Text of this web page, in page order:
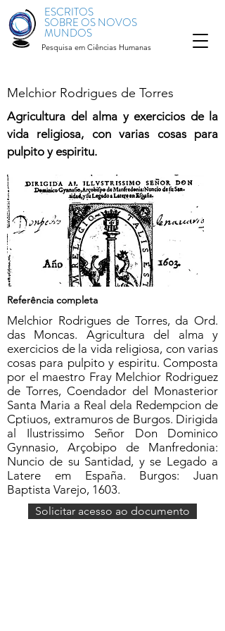
ESCRITOS
SOBRE OS NOVOS
MUNDOS
Pesquisa em Ciências Humanas
Melchior Rodrigues de Torres
Agricultura del alma y exercicios de la
vida religiosa, con varias cosas para
pulpito y espiritu.
Referência completa
Melchior Rodrigues de Torres, da Ord.
das Moncas. Agricultura del alma y
exercicios de la vida religiosa, con varias
cosas para pulpito y espiritu. Composta
por el maestro Fray Melchior Rodriguez
de Torres, Coendador del Monasterior
Santa Maria a Real dela Redempcion de
Cptiuos, extramuros de Burgos. Dirigida
al Ilustrissimo Señor Don Dominico
Gynnasio, Arçobipo de Manfredonia:
Nuncio de su Santidad, y se Legado a
Latere em España. Burgos: Juan
Baptista Varejo, 1603.
Solicitar acesso ao documento